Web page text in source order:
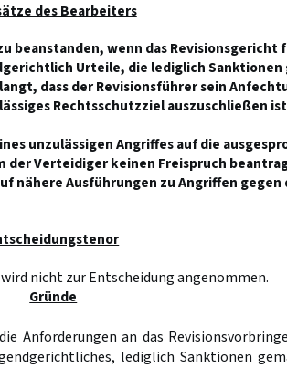
des Bearbeiters
beanstanden, wenn das Revisionsgericht
Urteile, die lediglich Sanktionen
dass der Revisionsführer sein
Rechtsschutzziel auszuschließen
unzulässigen Angriffes auf die
der Verteidiger keinen Freispruch
nähere Ausführungen zu Angriffen gegen
nicht zur Entscheidung angenommen.
Gründe
Anforderungen an das
lediglich Sanktionen